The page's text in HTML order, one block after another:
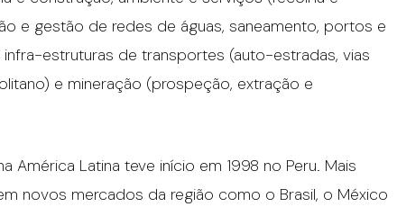
e gestão de redes de águas, saneamento, portos e
estruturas de transportes (auto-estradas, vias
e mineração (prospeção, extração e
América Latina teve início em 1998 no Peru. Mais
novos mercados da região como o Brasil, o México